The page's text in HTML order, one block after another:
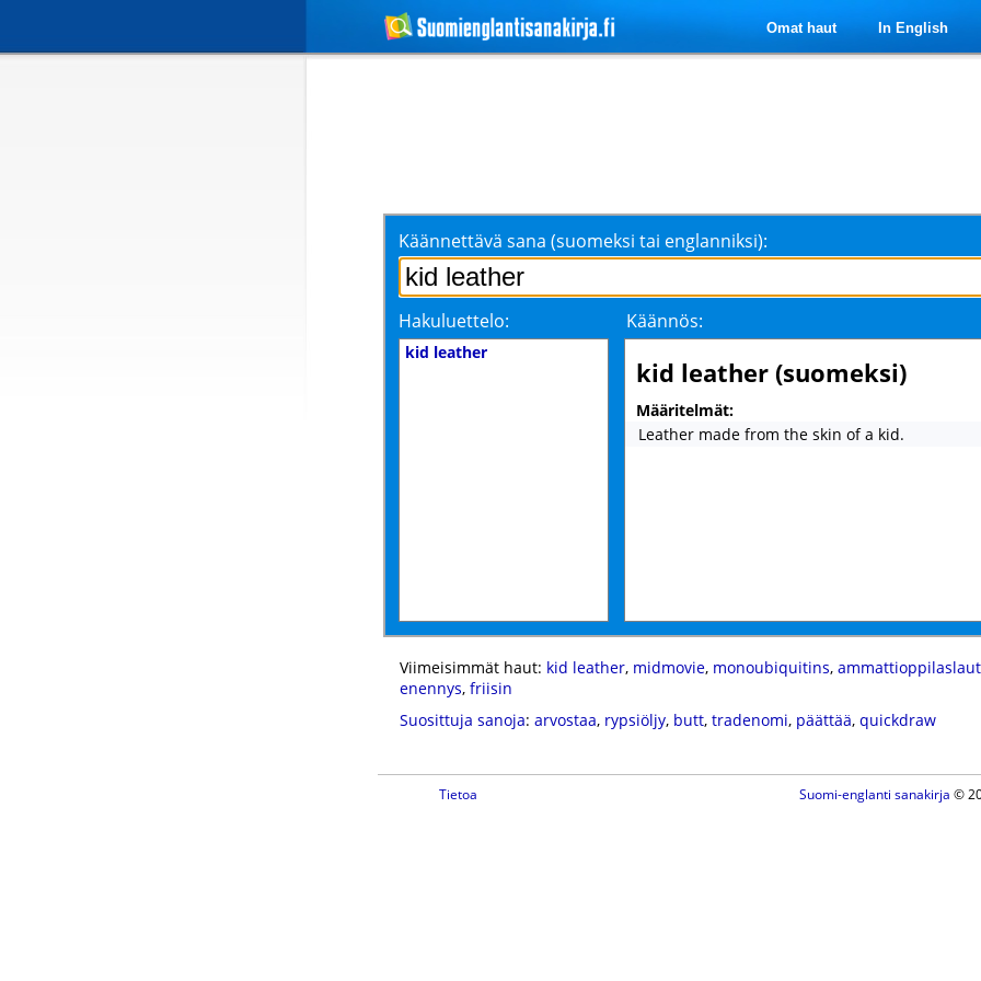
Omat haut In English
Käännettävä sana (suomeksi tai englanniksi):
Hakuluettelo: Käännös:
kid leather
kid leather (suomeksi)
Määritelmät:
Leather made from the skin of a kid.
Viimeisimmät haut: kid leather, midmovie, monoubiquitins,
enennys, friisin
Suosittuja sanoja: arvostaa, rypsiöljy, butt, tradenomi, päättää, quickdraw
Tietoa Suomi-englanti sanakirja ©